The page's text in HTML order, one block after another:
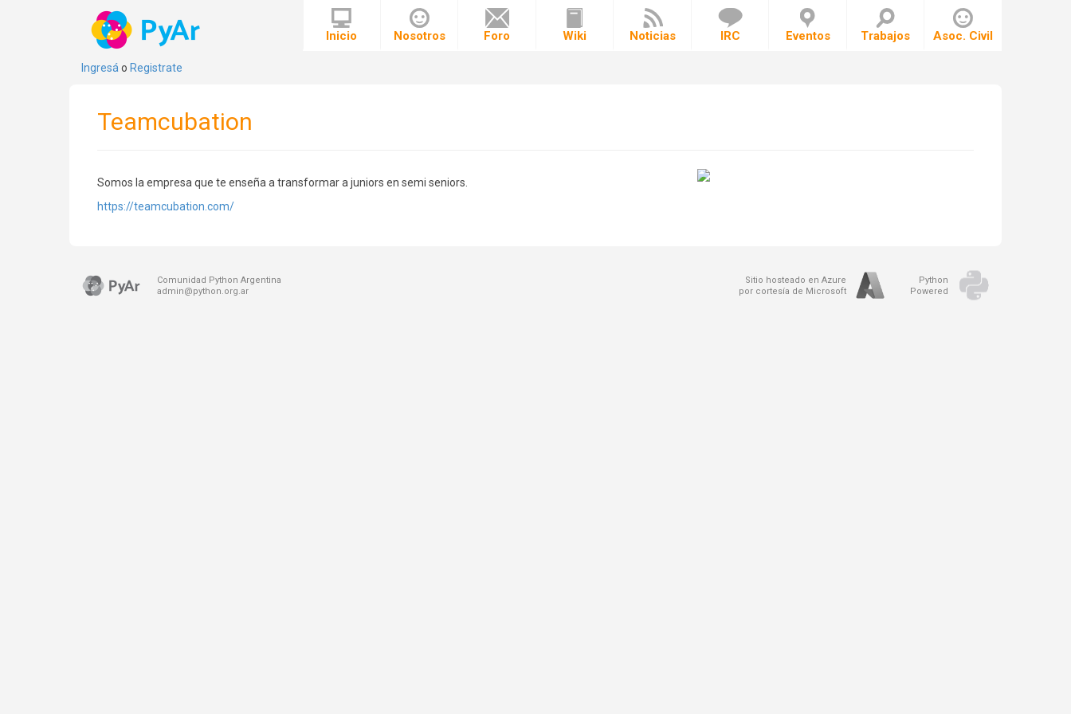
Ingresá o Registrate
Inicio Nosotros Foro Wiki Noticias IRC Eventos Trabajos Asoc. Civil
Teamcubation
Somos la empresa que te enseña a transformar a juniors en semi seniors.
https://teamcubation.com/
Comunidad Python Argentina
admin@python.org.ar
Sitio hosteado en Azure
por cortesía de Microsoft
Python
Powered